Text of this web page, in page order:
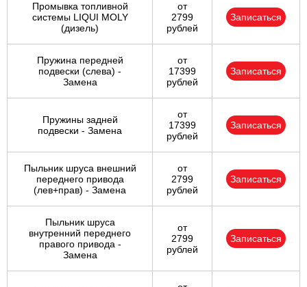
Промывка топливной
системы LIQUI MOLY
(дизель)
от
2799
рублей
Записаться
Пружина передней
подвески (слева) -
Замена
от
17399
рублей
Записаться
Пружины задней
подвески - Замена
от
17399
рублей
Записаться
Пыльник шруса внешний
переднего привода
(лев+прав) - Замена
от
2799
рублей
Записаться
Пыльник шруса
внутренний переднего
правого привода -
Замена
от
2799
рублей
Записаться